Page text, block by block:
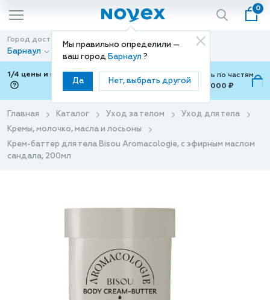
Мы правильно определили —
ваш город Барнаул ?
Да Нет, выбрать другой
0
Город доставки
Барнаул
Способ доставки
Доставка
1/4 цены и покупки ваши с Подели
Можно оплатить по частям
от 700 ₽ до 15,000 ₽
Главная Каталог Уход за телом
Уход для тела
Кремы, молочко, масла и лосьоны
Крем-баттер для тела Bisou Аromacologie, с эфирным маслом
сандала, 200мл